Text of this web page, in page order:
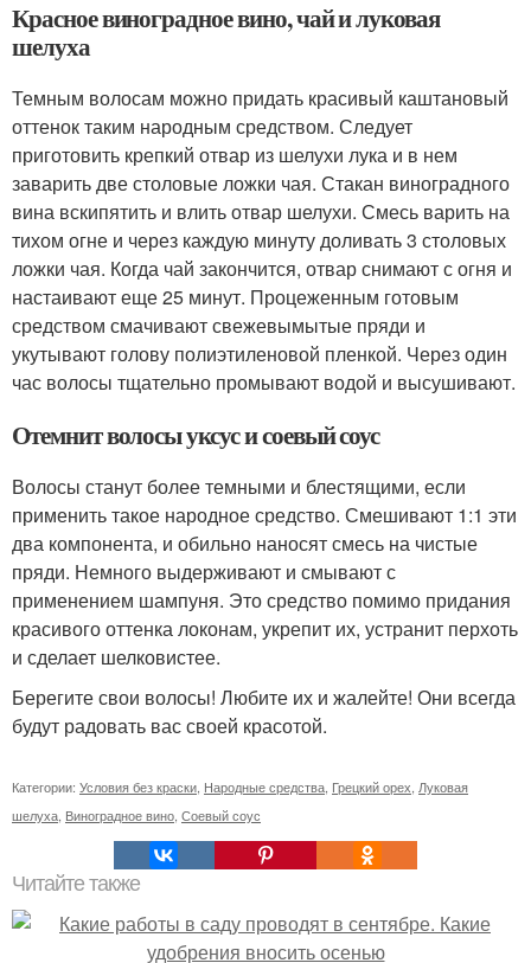
Красное виноградное вино, чай и луковая
шелуха
Темным волосам можно придать красивый каштановый
оттенок таким народным средством. Следует
приготовить крепкий отвар из шелухи лука и в нем
заварить две столовые ложки чая. Стакан виноградного
вина вскипятить и влить отвар шелухи. Смесь варить на
тихом огне и через каждую минуту доливать 3 столовых
ложки чая. Когда чай закончится, отвар снимают с огня и
настаивают еще 25 минут. Процеженным готовым
средством смачивают свежевымытые пряди и
укутывают голову полиэтиленовой пленкой. Через один
час волосы тщательно промывают водой и высушивают.
Отемнит волосы уксус и соевый соус
Волосы станут более темными и блестящими, если
применить такое народное средство. Смешивают 1:1 эти
два компонента, и обильно наносят смесь на чистые
пряди. Немного выдерживают и смывают с
применением шампуня. Это средство помимо придания
красивого оттенка локонам, укрепит их, устранит перхоть
и сделает шелковистее.
Берегите свои волосы! Любите их и жалейте! Они всегда
будут радовать вас своей красотой.
Категории: Условия без краски Народные средства Грецкий орех Луковая
шелуха Виноградное вино Соевый соус
Читайте также